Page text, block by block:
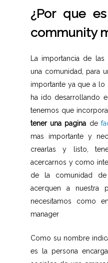
¿Por que
community
La importancia de
una comunidad, para
importante ya que a
ha ido desarrollando
tenemos que
tener una pagina de
mas importante y
crearlas y listo,
acercarnos y como
de la comunidad
acerquen a nuestra
necesitamos como
manager
Como su nombre
es la persona